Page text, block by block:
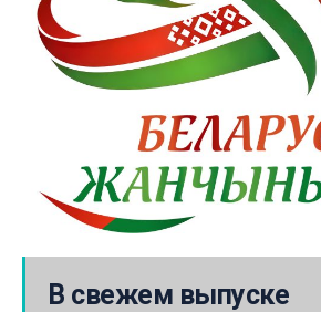
В свежем выпуске